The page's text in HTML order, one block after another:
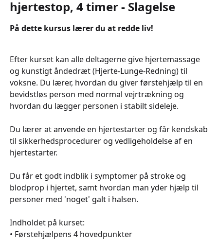
hjertestop, 4 timer - Slagelse
På dette kursus lærer du at redde liv!
Efter kurset kan alle deltagerne give hjertemassage
og kunstigt åndedræt (Hjerte-Lunge-Redning) til
voksne. Du lærer, hvordan du giver førstehjælp til en
bevidstløs person med normal vejrtrækning og
hvordan du lægger personen i stabilt sideleje.
Du lærer at anvende en hjertestarter og får kendskab
til sikkerhedsprocedurer og vedligeholdelse af en
hjertestarter.
Du får et godt indblik i symptomer på stroke og
blodprop i hjertet, samt hvordan man yder hjælp til
personer med 'noget' galt i halsen.
Indholdet på kurset:
• Førstehjælpens 4 hovedpunkter